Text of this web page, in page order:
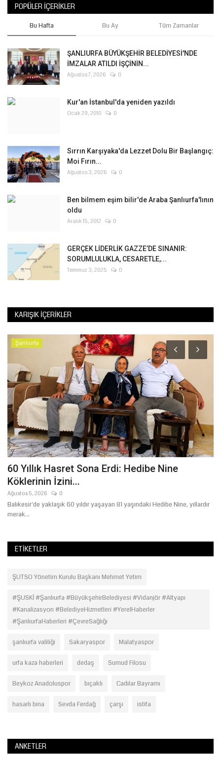
POPÜLER İÇERIKLER
Bu Hafta Bu Ay Tüm Zamanlar
ŞANLIURFA BÜYÜKŞEHİR BELEDİYESİ'NDE
İMZALAR ATILDI İŞÇİNİN...
Ağustos 7, 2026 0
Kur'an İstanbul'da yeniden yazıldı
Ocak 29, 2010 0
Sırrın Karşıyaka'da Lezzet Dolu Bir Başlangıç:
Moi Fırın...
Ağustos 3, 2026 0
Ben bilmem eşim bilir'de Araba Şanlıurfa'lının
oldu
Aralık 15, 2012 0
GERÇEK LİDERLİK GAZZE’DE SINANIR:
SORUMLULUKLA, CESARETLE,...
Temmuz 3, 2025 0
KARIŞIK İÇERIKLER
Şanlıurfa
60 Yıllık Hasret Sona Erdi: Hedibe Nine
Köklerinin İzini...
Ağustos 5, 2026 0
Balıkesir'de yaklaşık 60 yıldır yaşayan 81 yaşındaki Hedibe Nine, yıllardır
merak...
ETIKETLER
ŞUTSO Yönetim Kurulu Başkanı Mehmet Yetim
#ŞUSKİ #Şanlıurfa #BüyükşehirBelediyesi #Vidanjör #Altyapı
#Kanalizasyon #BelediyeHizmetleri #YerelHaberler
#ŞanlıurfaHaberleri #ÇevreSağlığı
şanlıurfa valiliği Sakaryaspor Malatyaspor
urfa kaza haberleri dedaş Sumud Filosu
Beykoz Anadoluspor bıçaklı Cadılar Bayramı
hasarlı bina Sevda Ferdağ çarşı istifa
ANKETLER